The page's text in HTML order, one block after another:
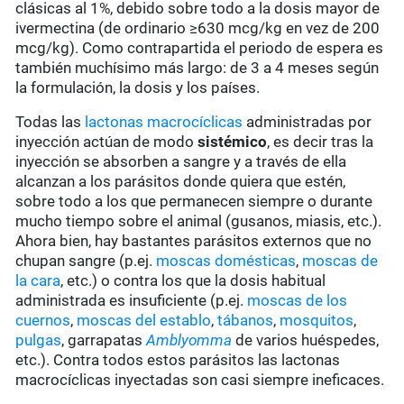
clásicas al 1%, debido sobre todo a la dosis mayor de
ivermectina (de ordinario ≥630 mcg/kg en vez de 200
mcg/kg). Como contrapartida el periodo de espera es
también muchísimo más largo: de 3 a 4 meses según
la formulación, la dosis y los países.
Todas las lactonas macrocíclicas administradas por
inyección actúan de modosistémico, es decir tras la
inyección se absorben a sangre y a través de ella
alcanzan a los parásitos donde quiera que estén,
sobre todo a los que permanecen siempre o durante
mucho tiempo sobre el animal (gusanos, miasis, etc.).
Ahora bien, hay bastantes parásitos externos que no
chupan sangre (p.ej. moscas domésticas, moscas de
la cara, etc.) o contra los que la dosis habitual
administrada es insuficiente (p.ej. moscas de los
cuernos, moscas del establo,tábanos, mosquitos,
pulgas, garrapatasAmblyomma de varios huéspedes,
etc.). Contra todos estos parásitos las lactonas
macrocíclicas inyectadas son casi siempre ineficaces.